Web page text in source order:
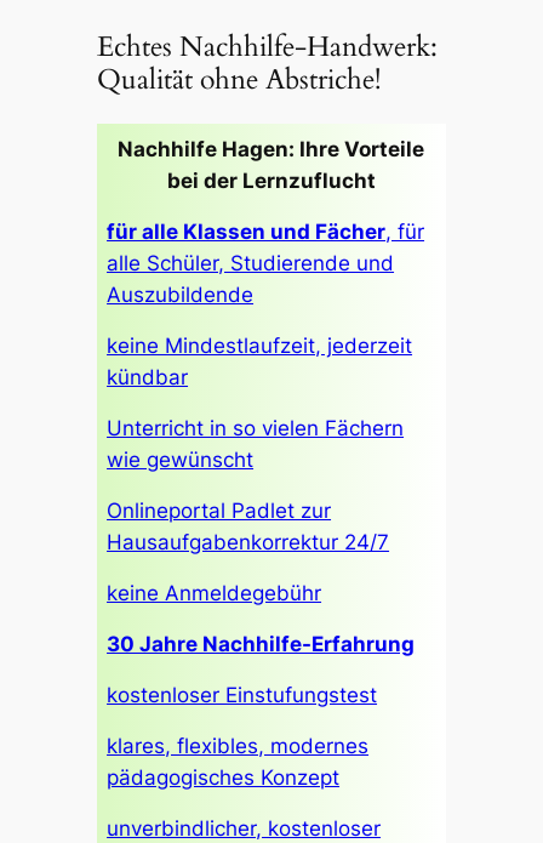
Echtes Nachhilfe-Handwerk:
Qualität ohne Abstriche!
Nachhilfe Hagen: Ihre Vorteile
bei der Lernzuflucht
für alle Klassen und Fächer, für
alle Schüler, Studierende und
Auszubildende
keine Mindestlaufzeit, jederzeit
kündbar
Unterricht in so vielen Fächern
wie gewünscht
Onlineportal Padlet zur
Hausaufgabenkorrektur 24/7
keine Anmeldegebühr
30 Jahre Nachhilfe-Erfahrung
kostenloser Einstufungstest
klares, flexibles, modernes
pädagogisches Konzept
unverbindlicher, kostenloser